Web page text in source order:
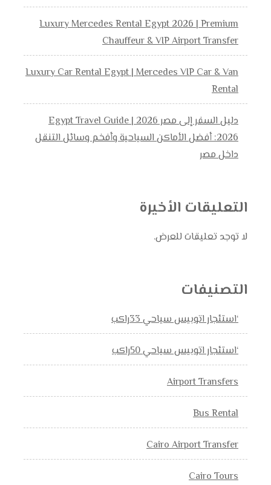
Luxury Mercedes Rental Egypt 2026 | Premium
Chauffeur & VIP Airport Transfer
Luxury Car Rental Egypt | Mercedes VIP Car & Van
Rental
دليل السفر إلى مصر 2026 | Egypt Travel Guide
2026: أفضل الأماكن السياحية وأفخم وسائل التنقل
داخل مصر
التعليقات الأخيرة
لا توجد تعليقات للعرض.
التصنيفات
‘استئجار اتوبيس سياحي 33راكب
‘استئجار اتوبيس سياحي 50راكب
Airport Transfers
Bus Rental
Cairo Airport Transfer
Cairo Tours